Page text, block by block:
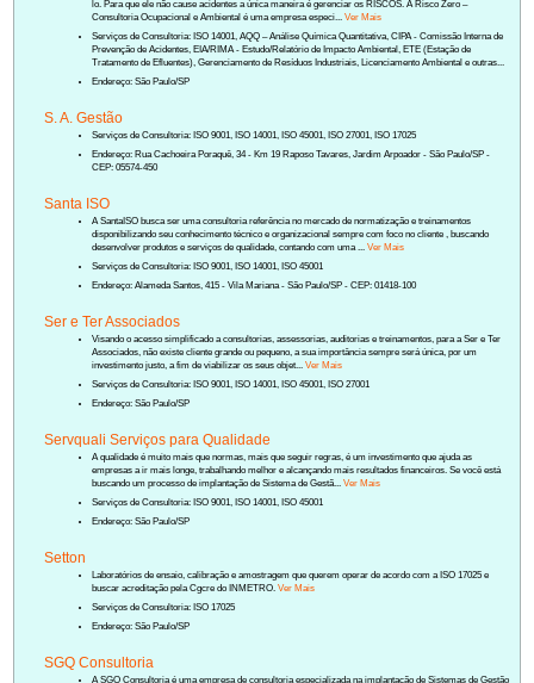
lo. Para que ele não cause acidentes a única maneira é gerenciar os RISCOS. A Risco Zero –
Consultoria Ocupacional e Ambiental é uma empresa especi...Ver Mais
Serviços de Consultoria: ISO 14001, AQQ – Análise Química Quantitativa, CIPA - Comissão Interna de
Prevenção de Acidentes, EIA/RIMA - Estudo/Relatório de Impacto Ambiental, ETE (Estação de
Tratamento de Efluentes), Gerenciamento de Resíduos Industriais, Licenciamento Ambiental e outras...
Endereço: São Paulo/SP
S. A. Gestão
Serviços de Consultoria: ISO 9001, ISO 14001, ISO 45001, ISO 27001, ISO 17025
Endereço: Rua Cachoeira Poraquê, 34 - Km 19 Raposo Tavares, Jardim Arpoador - São Paulo/SP -
CEP: 05574-450
Santa ISO
A SantaISO busca ser uma consultoria referência no mercado de normatização e treinamentos
disponibilizando seu conhecimento técnico e organizacional sempre com foco no cliente , buscando
desenvolver produtos e serviços de qualidade, contando com uma ...Ver Mais
Serviços de Consultoria: ISO 9001, ISO 14001, ISO 45001
Endereço: Alameda Santos, 415 - Vila Mariana - São Paulo/SP - CEP: 01418-100
Ser e Ter Associados
Visando o acesso simplificado a consultorias, assessorias, auditorias e treinamentos, para a Ser e Ter
Associados, não existe cliente grande ou pequeno, a sua importância sempre será única, por um
investimento justo, a fim de viabilizar os seus objet...Ver Mais
Serviços de Consultoria: ISO 9001, ISO 14001, ISO 45001, ISO 27001
Endereço: São Paulo/SP
Servquali Serviços para Qualidade
A qualidade é muito mais que normas, mais que seguir regras, é um investimento que ajuda as
empresas a ir mais longe, trabalhando melhor e alcançando mais resultados financeiros. Se você está
buscando um processo de implantação de Sistema de Gestã...Ver Mais
Serviços de Consultoria: ISO 9001, ISO 14001, ISO 45001
Endereço: São Paulo/SP
Setton
Laboratórios de ensaio, calibração e amostragem que querem operar de acordo com a ISO 17025 e
buscar acreditação pela Cgcre do INMETRO.Ver Mais
Serviços de Consultoria: ISO 17025
Endereço: São Paulo/SP
SGQ Consultoria
A SGQ Consultoria é uma empresa de consultoria especializada na implantação de Sistemas de Gestão